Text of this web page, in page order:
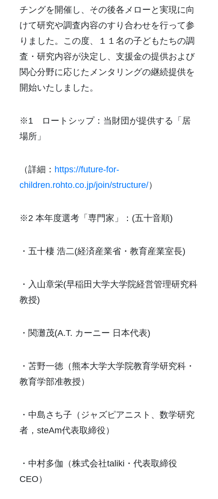
チングを開催し、その後各メローと実現に向
けて研究や調査内容のすり合わせを行って参
りました。この度、１１名の子どもたちの調
査・研究内容が決定し、支援金の提供および
関心分野に応じたメンタリングの継続提供を
開始いたしました。
※1 ロートシップ：当財団が提供する「居
場所」
（詳細： https://future-for-
children.rohto.co.jp/join/structure/）
※2 本年度選考「専門家」：(五十音順)
・五十棲 浩二(経済産業省・教育産業室長)
・入山章栄(早稲田大学大学院経営管理研究科
教授)
・関灘茂(A.T. カーニー 日本代表)
・苫野一徳（熊本大学大学院教育学研究科・
教育学部准教授）
・中島さち子（ジャズピアニスト、数学研究
者，steAm代表取締役）
・中村多伽（株式会社taliki・代表取締役
CEO）